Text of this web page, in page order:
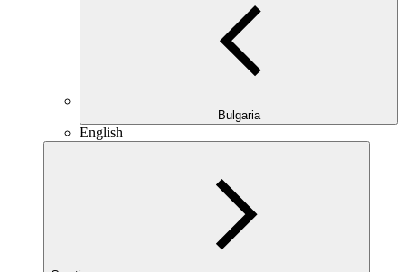
Bulgaria
English